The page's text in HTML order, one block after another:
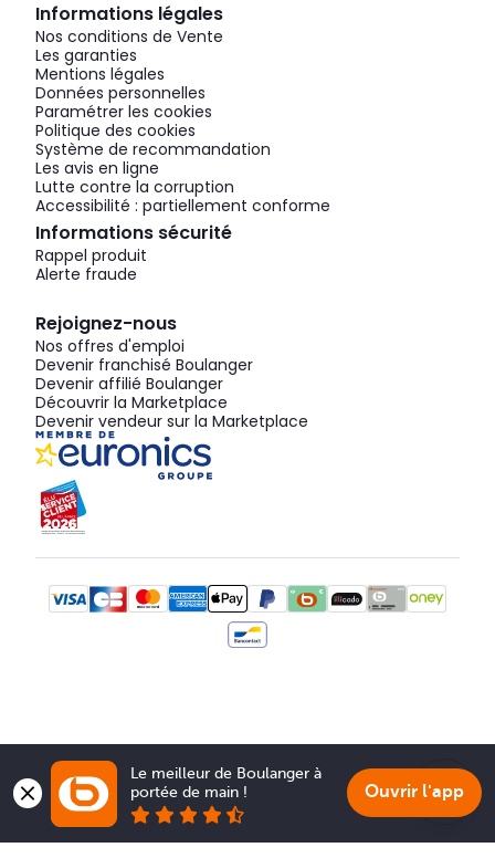
Informations légales
Nos conditions de Vente
Les garanties
Mentions légales
Données personnelles
Paramétrer les cookies
Politique des cookies
Système de recommandation
Les avis en ligne
Lutte contre la corruption
Accessibilité : partiellement conforme
Informations sécurité
Rappel produit
Alerte fraude
Rejoignez-nous
Nos offres d'emploi
Devenir franchisé Boulanger
Devenir affilié Boulanger
Découvrir la Marketplace
Devenir vendeur sur la Marketplace
Le meilleur de Boulanger à
portée de main !
Ouvrir l'app